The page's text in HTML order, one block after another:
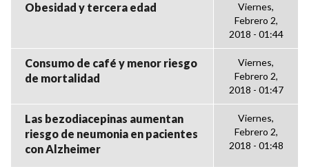
Obesidad y tercera edad
Viernes,
Febrero 2,
2018 - 01:44
Consumo de café y menor riesgo
de mortalidad
Viernes,
Febrero 2,
2018 - 01:47
Las bezodiacepinas aumentan
riesgo de neumonia en pacientes
con Alzheimer
Viernes,
Febrero 2,
2018 - 01:48